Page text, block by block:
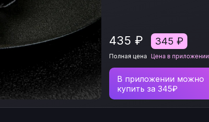
435₽
Полная цена
345₽
Цена в приложении
В приложении можно
купить за 345₽